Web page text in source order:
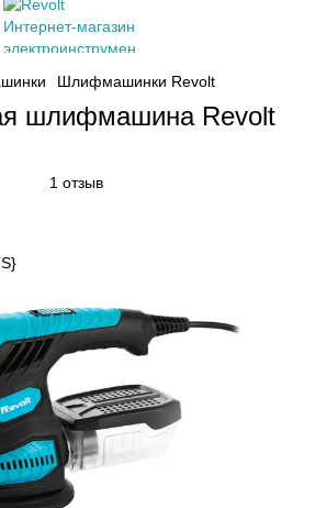
Шлифмашинки Revolt
шлифмашина Revolt
1 отзыв